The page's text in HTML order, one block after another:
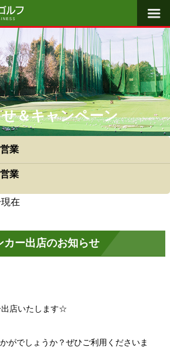
＆キャンペーン
業
業
現在
カー出店のお知らせ
店いたします☆
がでしょうか？ぜひご利用くださいま
料金体系
施設概要
よくある質問
初めての方へ
アクセス
スクール案内
クラブ工房